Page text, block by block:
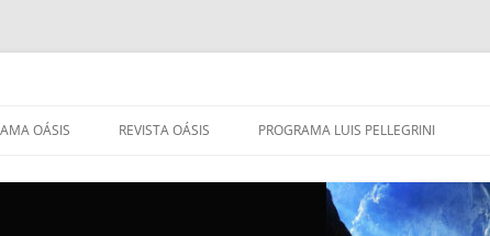
OÁSIS REVISTA OÁSIS PROGRAMA LUIS PELLEGRINI